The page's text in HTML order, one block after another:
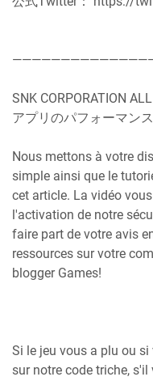
SNK CORPORATION
アプリのパフォーマン
Nous mettons à votre
simple ainsi que le
cet article. La vidéo
l'activation de notre
faire part de votre avis
ressources sur votre
blogger Games!
Si le jeu vous a plu ou
sur notre code triche,